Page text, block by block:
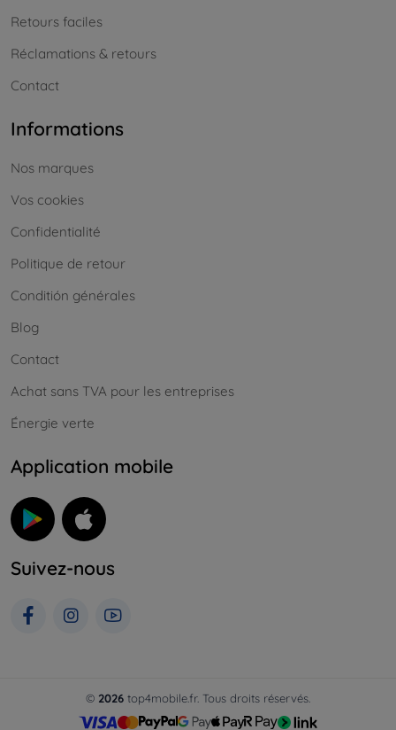
Retours faciles
Réclamations & retours
Contact
Informations
Nos marques
Vos cookies
Confidentialité
Politique de retour
Conditión générales
Blog
Contact
Achat sans TVA pour les entreprises
Énergie verte
Application mobile
Suivez-nous
© 2026 top4mobile.fr. Tous droits réservés.